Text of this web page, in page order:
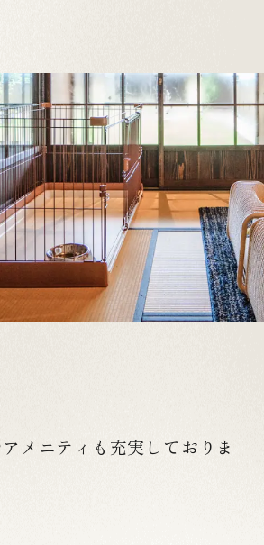
メニティも充実しておりま